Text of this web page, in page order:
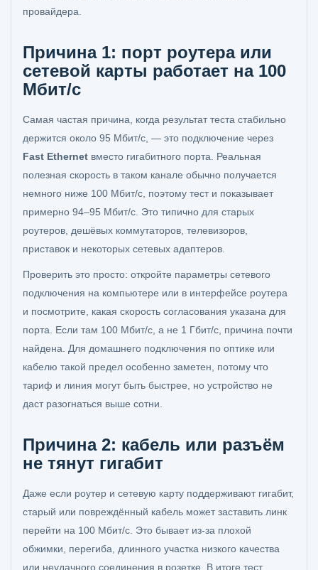
провайдера.
Причина 1: порт роутера или
сетевой карты работает на 100
Мбит/с
Самая частая причина, когда результат теста стабильно
держится около 95 Мбит/с, — это подключение через
Fast Ethernet вместо гигабитного порта. Реальная
полезная скорость в таком канале обычно получается
немного ниже 100 Мбит/с, поэтому тест и показывает
примерно 94–95 Мбит/с. Это типично для старых
роутеров, дешёвых коммутаторов, телевизоров,
приставок и некоторых сетевых адаптеров.
Проверить это просто: откройте параметры сетевого
подключения на компьютере или в интерфейсе роутера
и посмотрите, какая скорость согласования указана для
порта. Если там 100 Мбит/с, а не 1 Гбит/с, причина почти
найдена. Для домашнего подключения по оптике или
кабелю такой предел особенно заметен, потому что
тариф и линия могут быть быстрее, но устройство не
даст разогнаться выше сотни.
Причина 2: кабель или разъём
не тянут гигабит
Даже если роутер и сетевую карту поддерживают гигабит,
старый или повреждённый кабель может заставить линк
перейти на 100 Мбит/с. Это бывает из-за плохой
обжимки, перегиба, длинного участка низкого качества
или неудачного соединения в розетке. В итоге тест